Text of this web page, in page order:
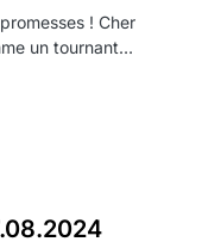
! Cher
un tournant…